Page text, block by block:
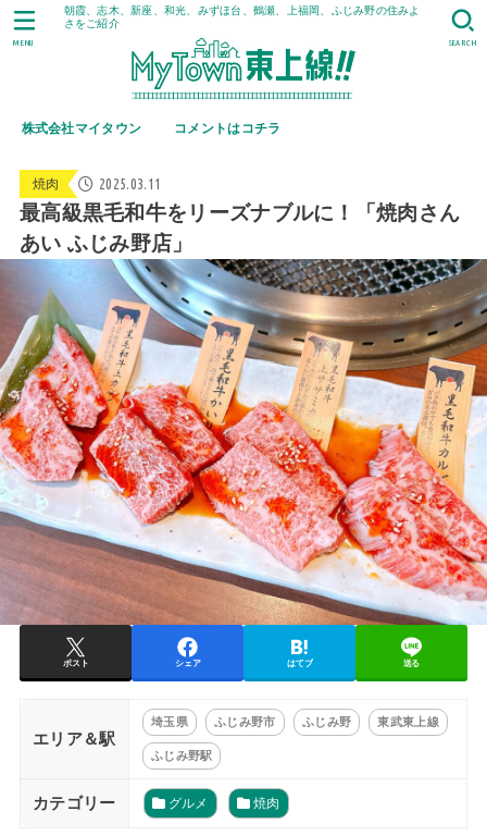
朝霞、志木、新座、和光、みずほ台、鶴瀬、上福岡、ふじみ野の住みよ
さをご紹介
株式会社マイタウン コメントはコチラ
SEARCH
MENU
焼肉 2025.03.11
最高級黒毛和牛をリーズナブルに！「焼肉さん
あい ふじみ野店」
ポスト シェア はてブ 送る
エリア＆駅
埼玉県 ふじみ野市 ふじみ野 東武東上線
ふじみ野駅
カテゴリー グルメ 焼肉